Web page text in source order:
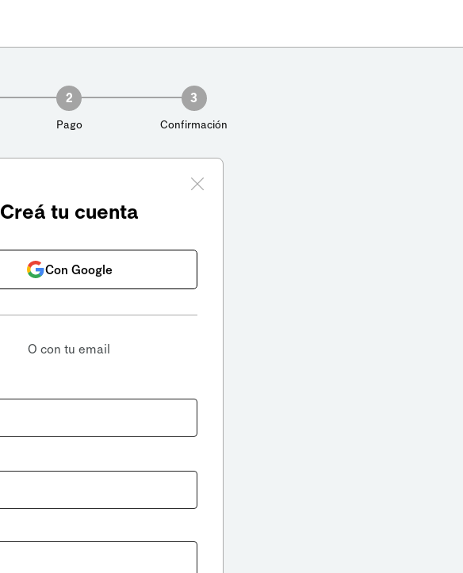
2
Pago
3
Confirmación
Creá tu cuenta
Con Google
O con tu email